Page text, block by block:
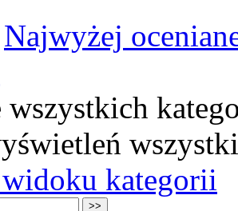
Najwyżej
wszystkich
kategorii